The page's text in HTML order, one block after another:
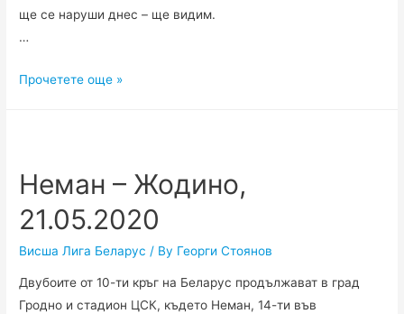
ще се наруши днес – ще видим.
…
Славия
Прочетете още »
Неман – Жодино,
21.05.2020
Висша Лига Беларус / By Георги Стоянов
Двубоите от 10-ти кръг на Беларус продължават в град
Гродно и стадион ЦСК, където Неман, 14-ти във